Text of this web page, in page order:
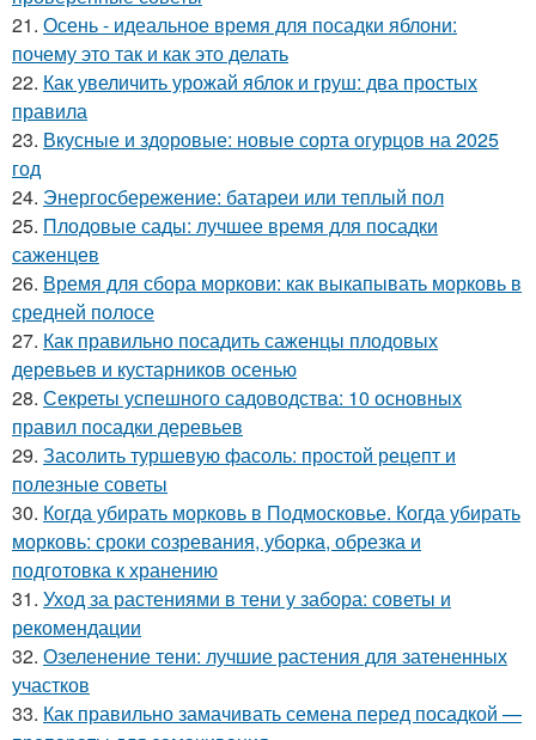
21. Осень - идеальное время для посадки яблони:
почему это так и как это делать
22. Как увеличить урожай яблок и груш: два простых
правила
23. Вкусные и здоровые: новые сорта огурцов на 2025
год
24. Энергосбережение: батареи или теплый пол
25. Плодовые сады: лучшее время для посадки
саженцев
26. Время для сбора моркови: как выкапывать морковь в
средней полосе
27. Как правильно посадить саженцы плодовых
деревьев и кустарников осенью
28. Секреты успешного садоводства: 10 основных
правил посадки деревьев
29. Засолить туршевую фасоль: простой рецепт и
полезные советы
30. Когда убирать морковь в Подмосковье. Когда убирать
морковь: сроки созревания, уборка, обрезка и
подготовка к хранению
31. Уход за растениями в тени у забора: советы и
рекомендации
32. Озеленение тени: лучшие растения для затененных
участков
33. Как правильно замачивать семена перед посадкой —